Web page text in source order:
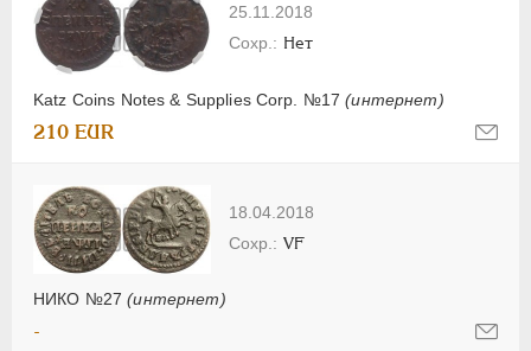
25.11.2018
Katz Coins Notes & Supplies Corp. №17(интернет)
Нет
210 EUR
18.04.2018
НИКО №27(интернет)
VF
-